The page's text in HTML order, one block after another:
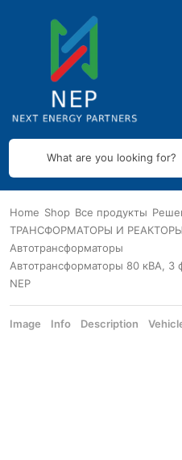
What are you looking for?
Home Shop Все продукты
ТРАНСФОРМАТОРЫ И РЕАКТОРЫ
Автотрансформаторы
Автотрансформаторы 80 кВА, 3
NEP
Image Info Description